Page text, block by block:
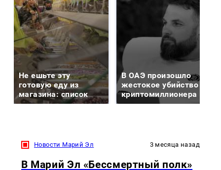
Не ешьте эту
готовую еду из
магазина: список
В ОАЭ произошло
жестокое убийство
криптомиллионера
Новости Марий Эл 3 месяца назад
В Марий Эл «Бессмертный полк»